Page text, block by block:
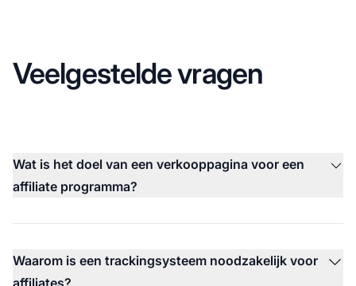
Veelgestelde vragen
Wat is het doel van een verkooppagina voor een
affiliate programma?
Waarom is een trackingsysteem noodzakelijk voor
affiliates?